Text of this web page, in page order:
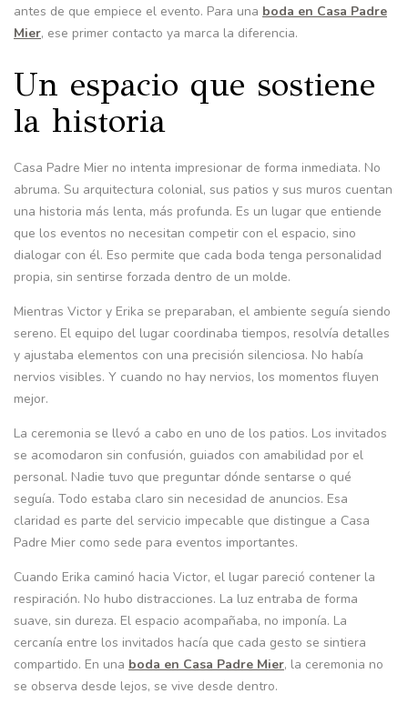
antes de que empiece el evento. Para una boda en Casa Padre
Mier, ese primer contacto ya marca la diferencia.
Un espacio que sostiene
la historia
Casa Padre Mier no intenta impresionar de forma inmediata. No
abruma. Su arquitectura colonial, sus patios y sus muros cuentan
una historia más lenta, más profunda. Es un lugar que entiende
que los eventos no necesitan competir con el espacio, sino
dialogar con él. Eso permite que cada boda tenga personalidad
propia, sin sentirse forzada dentro de un molde.
Mientras Victor y Erika se preparaban, el ambiente seguía siendo
sereno. El equipo del lugar coordinaba tiempos, resolvía detalles
y ajustaba elementos con una precisión silenciosa. No había
nervios visibles. Y cuando no hay nervios, los momentos fluyen
mejor.
La ceremonia se llevó a cabo en uno de los patios. Los invitados
se acomodaron sin confusión, guiados con amabilidad por el
personal. Nadie tuvo que preguntar dónde sentarse o qué
seguía. Todo estaba claro sin necesidad de anuncios. Esa
claridad es parte del servicio impecable que distingue a Casa
Padre Mier como sede para eventos importantes.
Cuando Erika caminó hacia Victor, el lugar pareció contener la
respiración. No hubo distracciones. La luz entraba de forma
suave, sin dureza. El espacio acompañaba, no imponía. La
cercanía entre los invitados hacía que cada gesto se sintiera
compartido. En una boda en Casa Padre Mier, la ceremonia no
se observa desde lejos, se vive desde dentro.